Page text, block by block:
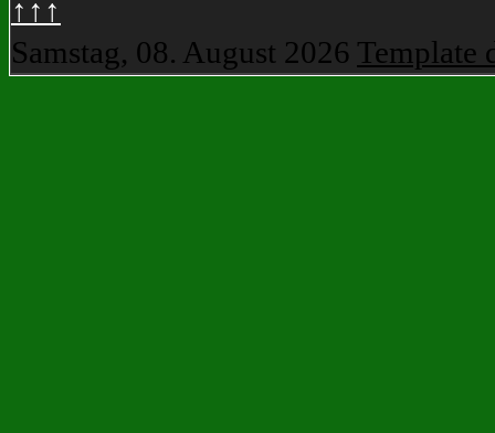
↑↑↑
Samstag, 08. August 2026 Template